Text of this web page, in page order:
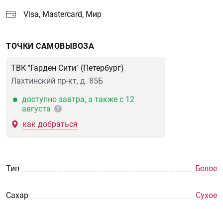
Visa, Mastercard, Мир
ТОЧКИ САМОВЫВОЗА
ТВК "Гарден Сити" (Петербург)
Лахтинский пр-кт, д. 85Б
доступно завтра, а также с 12
августа
?
как добраться
Тип Белое
Сахар Сухое